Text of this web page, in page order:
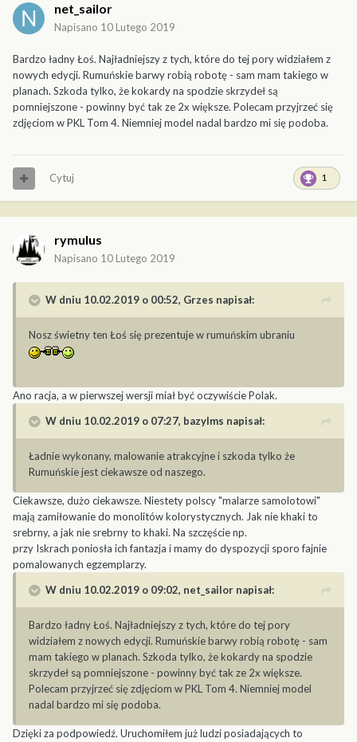
net_sailor
Napisano 10 Lutego 2019
Bardzo ładny Łoś. Najładniejszy z tych, które do tej pory widziałem z
nowych edycji. Rumuńskie barwy robią robotę - sam mam takiego w
planach. Szkoda tylko, że kokardy na spodzie skrzydeł są
pomniejszone - powinny być tak ze 2x większe. Polecam przyjrzeć się
zdjęciom w PKL Tom 4. Niemniej model nadal bardzo mi się podoba.
1
Cytuj
rymulus
Napisano 10 Lutego 2019
W dniu 10.02.2019 o 00:52, Grzes napisał:
Nosz świetny ten Łoś się prezentuje w rumuńskim ubraniu
Ano racja, a w pierwszej wersji miał być oczywiście Polak.
W dniu 10.02.2019 o 07:27, bazylms napisał:
Ładnie wykonany, malowanie atrakcyjne i szkoda tylko że
Rumuńskie jest ciekawsze od naszego.
Ciekawsze, dużo ciekawsze. Niestety polscy "malarze samolotowi"
mają zamiłowanie do monolitów kolorystycznych. Jak nie khaki to
srebrny, a jak nie srebrny to khaki. Na szczęście np.
przy Iskrach poniosła ich fantazja i mamy do dyspozycji sporo fajnie
pomalowanych egzemplarzy.
W dniu 10.02.2019 o 09:02, net_sailor napisał:
Bardzo ładny Łoś. Najładniejszy z tych, które do tej pory
widziałem z nowych edycji. Rumuńskie barwy robią robotę - sam
mam takiego w planach. Szkoda tylko, że kokardy na spodzie
skrzydeł są pomniejszone - powinny być tak ze 2x większe.
Polecam przyjrzeć się zdjęciom w PKL Tom 4. Niemniej model
nadal bardzo mi się podoba.
Dzięki za podpowiedź. Uruchomiłem już ludzi posiadających to